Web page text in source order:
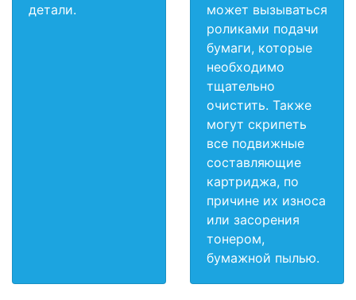
детали.
может вызываться
роликами подачи
бумаги, которые
необходимо
тщательно
очистить. Также
могут скрипеть
все подвижные
составляющие
картриджа, по
причине их износа
или засорения
тонером,
бумажной пылью.